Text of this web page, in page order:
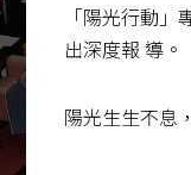
「陽光行動
出深度報 導。
陽光生生不息